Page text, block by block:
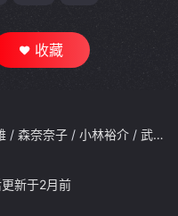
收藏
/ 森奈奈子 / 小林裕介 / 武内骏辅
新于2月前